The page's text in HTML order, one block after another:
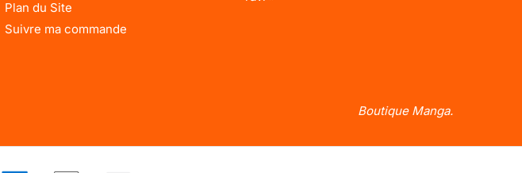
Plan du Site
Suivre ma commande
Boutique Manga.